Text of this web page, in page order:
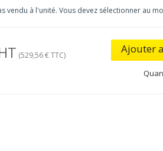
vendu à l'unité. Vous devez sélectionner au
(529,56 € TTC) Ajouter